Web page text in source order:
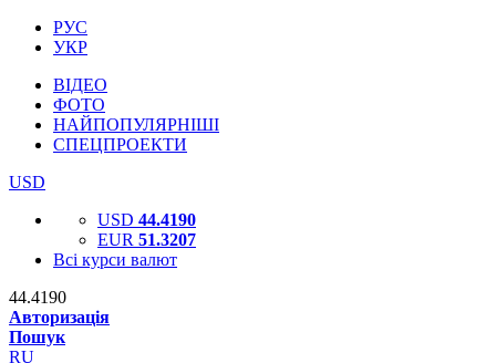
РУС
УКР
ВІДЕО
ФОТО
НАЙПОПУЛЯРНІШІ
СПЕЦПРОЕКТИ
USD
USD 44.4190
EUR 51.3207
Всі курси валют
44.4190
Авторизація
Пошук
RU